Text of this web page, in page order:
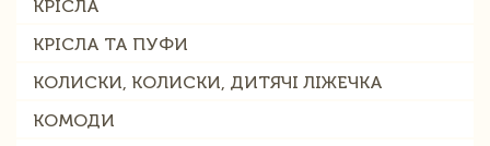
КРІСЛА
КРІСЛА ТА ПУФИ
КОЛИСКИ, КОЛИСКИ, ДИТЯЧІ ЛІЖЕЧКА
КОМОДИ